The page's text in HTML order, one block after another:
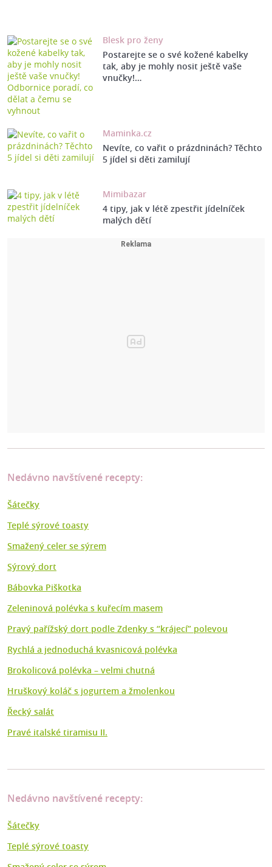
Blesk pro ženy
Postarejte se o své kožené kabelky
tak, aby je mohly nosit ještě vaše
vnučky!…
Maminka.cz
Nevíte, co vařit o prázdninách? Těchto
5 jídel si děti zamilují
Mimibazar
4 tipy, jak v létě zpestřit jídelníček
malých dětí
Nedávno navštívené recepty:
Šátečky
Teplé sýrové toasty
Smažený celer se sýrem
Sýrový dort
Bábovka Piškotka
Zeleninová polévka s kuřecím masem
Pravý pařížský dort podle Zdenky s “krájecí” polevou
Rychlá a jednoduchá kvasnicová polévka
Brokolicová polévka –⁠ velmi chutná
Hruškový koláč s jogurtem a žmolenkou
Řecký salát
Pravé italské tiramisu II.
Nedávno navštívené recepty:
Šátečky
Teplé sýrové toasty